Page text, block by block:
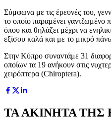
Σύμφωνα με τις έρευνές του,
το οποίο παραμένει γαντζωμένο
όπου και θηλάζει μέχρι να
εξίσου καλά και με το μικρό
Στην Κύπρο συναντάμε 31
οποίων τα 19 ανήκουν στις
χειρόπτερα (Chiroptera).
ΤΑ ΑΚΙΝΗΤΑ